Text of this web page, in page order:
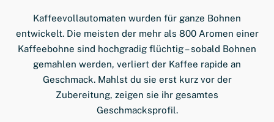
Kaffeevollautomaten wurden für ganze Bohnen
entwickelt. Die meisten der mehr als 800 Aromen einer
Kaffeebohne sind hochgradig flüchtig – sobald Bohnen
gemahlen werden, verliert der Kaffee rapide an
Geschmack. Mahlst du sie erst kurz vor der
Zubereitung, zeigen sie ihr gesamtes
Geschmacksprofil.